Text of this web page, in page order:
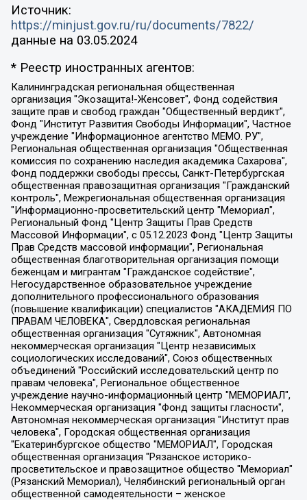
Источник:
https://minjust.gov.ru/ru/documents/7822/
данные на 03.05.2024
* Реестр иностранных агентов:
Калининградская региональная общественная организация "Экозащита!-Женсовет", Фонд содействия защите прав и свобод граждан "Общественный вердикт", Фонд "Институт Развития Свободы Информации", Частное учреждение "Информационное агентство МЕМО. РУ", Региональная общественная организация "Общественная комиссия по сохранению наследия академика Сахарова", Фонд поддержки свободы прессы, Санкт-Петербургская общественная правозащитная организация "Гражданский контроль", Межрегиональная общественная организация "Информационно-просветительский центр "Мемориал", Региональный Фонд "Центр Защиты Прав Средств Массовой Информации", с 05.12.2023 Фонд "Центр Защиты Прав Средств массовой информации", Региональная общественная благотворительная организация помощи беженцам и мигрантам "Гражданское содействие", Негосударственное образовательное учреждение дополнительного профессионального образования (повышение квалификации) специалистов "АКАДЕМИЯ ПО ПРАВАМ ЧЕЛОВЕКА", Свердловская региональная общественная организация "Сутяжник", Автономная некоммерческая организация "Центр независимых социологических исследований", Союз общественных объединений "Российский исследовательский центр по правам человека", Региональное общественное учреждение научно-информационный центр "МЕМОРИАЛ", Некоммерческая организация "Фонд защиты гласности", Автономная некоммерческая организация "Институт прав человека", Городская общественная организация "Екатеринбургское общество "МЕМОРИАЛ", Городская общественная организация "Рязанское историко-просветительское и правозащитное общество "Мемориал" (Рязанский Мемориал), Челябинский региональный орган общественной самодеятельности – женское общественное объединение "Женщины Евразии", Челябинский региональный орган общественной самодеятельности "Уральская правозащитная группа", Фонд содействия защите здоровья и социальной справедливости имени Андрея Рылькова, Автономная Некоммерческая Организация "Аналитический Центр Юрия Левады", Автономная некоммерческая организация социальной поддержки населения "Проект Апрель", Региональная общественная организация помощи женщинам и детям, находящимся в кризисной ситуации "Информационно-методический центр "Анна", Фонд содействия развитию массовых коммуникаций и правовому просвещению "Так-так-Так", Фонд содействия устойчивому развитию "Серебряная тайга", Свердловский региональный общественный фонд социальных проектов "Новое время", "Idel.Реалии", Кавказ.Реалии, Крым.Реалии, Телеканал Настоящее Время, Татаро-башкирская служба Радио Свобода (Azatliq Radiosi), Радио Свободная Европа/Радио Свобода (PCE/PC), "Сибирь.Реалии", "Фактограф", Благотворительный фонд помощи осужденным и их семьям, Автономная некоммерческая организация "Институт глобализации и социальных движений", Фонд "В защиту прав заключенных", Частное учреждение "Центр поддержки и содействия развитию средств массовой информации", Пензенский региональный общественный благотворительный фонд "Гражданский союз", "Север.Реалии", Некоммерческая организация Фонд "Правовая инициатива", Общество с ограниченной ответственностью "Радио Свободная Европа/Радио Свобода", Чешское информационное агентство "MEDIUM-ORIENT", Красноярская региональная общественная организация "Мы против СПИДа", Камалягин Денис Николаевич, Маркелов Сергей Евгеньевич, Пономарев Лев Александрович, Савицкая Людмила Алексеевна, Автономная некоммерческая организация "Центр по работе с проблемой насилия "НАСИЛИЮ.НЕТ", Межрегиональный профессиональный союз работников здравоохранения "Альянс врачей", Юридическое лицо, зарегистрированное в Латвийской Республике, SIA "Medusa Project" (регистрационный номер 40103797863, дата регистрации 10.06.2014), Некоммерческая организация "Фонд по борьбе с коррупцией", Автономная некоммерческая организация "Институт права и публичной политики", Баданин Роман Сергеевич, Гликин Максим Александрович, Железнова Мария Михайловна, Лукьянова Юлия Сергеевна, Маетная Елизавета Витальевна, Маняхин Петр Борисович, Чуракова Ольга Владимировна, Ярош Юлия Петровна, Юридическое лицо "The Insider SIA", зарегистрированное в Риге, Латвийская Республика (дата регистрации 26.06.2015), являющееся администратором доменного имени интернет-издания "The Insider SIA", https://theins.ru, Постернак Алексей Евгеньевич, Рубин Михаил Аркадьевич, Анин Роман Александрович, Юридическое лицо Istories fonds, зарегистрированное в Латвийской Республике (регистрационный номер 50008295751, дата регистрации 24.02.2020), Великовский Дмитрий Александрович, Долинина Ирина Николаевна, Мароховская Алеся Алексеевна, Шлейнов Роман Юрьевич, Шмагун Олеся Валентиновна, Общество с ограниченной ответственностью "Альтаир 2021", Общество с ограниченной ответственностью "Вега 2021", Общество с ограниченной ответственностью "Главный редактор 2021", Общество с ограниченной ответственностью "Ромашки монолит", Важенков Артем Валерьевич, Ивановская областная общественная организация "Центр гендерных исследований", Гурман Юрий Альбертович, Медиапроект "ОВД-Инфо", Егоров Владимир Владимирович, Жилинский Владимир Александрович, Общество с ограниченной ответственностью "ЗП", Иванова София Юрьевна, Карезина Инна Павловна, Кильтау Екатерина Викторовна, Петров Алексей Викторович, Пискунов Сергей Евгеньевич, Смирнов Сергей Сергеевич, Тихонов Михаил Сергеевич, Общество с ограниченной ответственностью "ЖУРНАЛИСТ-ИНОСТРАННЫЙ АГЕНТ", Арапова Галина Юрьевна, Вольтская Татьяна Анатольевна, Американская компания "Mason G.E.S. Anonymous Foundation" (США), являющаяся владельцем интернет-издания https://mnews.world/, Компания "Stichting Bellingcat", зарегистрированная в Нидерландах (дата регистрации 11.07.2018), Захаров Андрей Вячеславович, Клепиковская Екатерина Дмитриевна, Общество с ограниченной ответственностью "МЕМО", Перл Роман Александрович, Симонов Евгений Алексеевич, Соловьева Елена Анатольевна, Сотников Даниил Владимирович, Сурначева Елизавета Дмитриевна, Автономная некоммерческая организация по защите прав человека и информированию населения "Якутия – Наше Мнение", Общество с ограниченной ответственностью "Москоу диджитал медиа", с 26.01.2023 Общество с ограниченной ответственностью "Чайка Белые сады", Ветошкина Валерия Валерьевна, Заговора Максим Александрович, Межрегиональное общественное движение "Российская ЛГБТ - сеть", Оленичев Максим Владимирович, Павлов Иван Юрьевич, Скворцова Елена Сергеевна, Общество с ограниченной ответственностью "Как бы инагент", Кочетков Игорь Викторович, Общество с ограниченной ответственностью "Честные выборы", Еланчик Олег Александрович, Общество с ограниченной ответственностью "Нобелевский призыв", Гималова Регина Эмилевна, Григорьев Андрей Валерьевич, Григорьева Алина Александровна, Ассоциация по содействию защите прав призывников, альтернативнослужащих и военнослужащих "Правозащитная группа "Гражданин.Армия.Право", Хисамова Регина Фаритовна, Автономная некоммерческая организация по реализации социально-правовых программ "Лилит", Дальневосточное общественное движение "Маяк", Санкт-Петербургская ЛГБТ-инициативная группа "Выход", Инициативная группа ЛГБТ+ "Реверс", Алексеев Андрей Викторович, Бекбулатова Таисия Львовна, Беляев Иван Михайлович, Владыкина Елена Сергеевна, Гельман Марат Александрович, Никульшина Вероника Юрьевна, Толоконникова Надежда Андреевна, Шендерович Виктор Анатольевич, Общество с ограниченной ответственностью "Данное сообщение", Общество с ограниченной ответственностью Издательский дом "Новая глава", Айнбиндер Александра Александровна, Московский комьюнити-центр для ЛГБТ+инициатив, Благотворительный фонд развития филантропии, Deutsche Welle (Германия, Kurt-Schumacher-Strasse 3, 53113 Bonn), Борзунова Мария Михайловна, Воробьев Виктор Викторович, Голубева Анна Львовна, Константинова Алла Михайловна, Малкова Ирина Владимировна, Мурадов Мурад Абдулгалимович, Осетинская Елизавета Николаевна, Понасенков Евгений Николаевич, Ганапольский Матвей Юрьевич, Киселев Евгений Алексеевич, Борухович Ирина Григорьевна, Дремин Иван Тимофеевич, Дубровский Дмитрий Викторович, Красноярская региональная общественная организация поддержки и развития альтернативных образовательных технологий и межкультурных коммуникаций "ИНТЕРРА", Маяковская Екатерина Алексеевна, Фейгин Марк Захарович, Филимонов Андрей Викторович, Дзугкоева Регина Николаевна, Доброхотов Роман Александрович, Дудь Юрий Александрович, Елкин Сергей Владимирович, Кругликов Кирилл Игоревич, Сабунаева Мария Леонидовна, Семенов Алексей Владимирович, Шаинян Карен Багратович, Шульман Екатерина Михайловна, Асафьев Артур Валерьевич, Вахштайн Виктор Семенович, Венедиктов Алексей Алексеевич, Лушникова Екатерина Евгеньевна, Волков Леонид Михайлович, Невзоров Александр Глебович, Пархоменко Сергей Борисович, Сироткин Ярослав Николаевич, Кара-Мурза Владимир Владимирович, Баранова Наталья Владимировна, Гозман Леонид Яковлевич, Кагарлицкий Борис Юльевич, Климарев Михаил Валерьевич, Милов Владимир Станиславович, Автономная некоммерческая организация Краснодарский центр современного искусства "Типография", Моргенштерн Алишер Тагирович, Соболь Любовь Эдуардовна, Общество с ограниченной ответственностью "ЛИЗА НОРМ", Каспаров Гарри Кимович, Ходорковский Михаил Борисович, Общество с ограниченной ответственностью "Апрельские тезисы", Данилович Ирина Брониславовна, Кашин Олег Владимирович, Петров Николай Владимирович, Пивоваров Алексей Владимирович, Соколов Михаил Владимирович, Цветкова Юлия Владимировна, Чичваркин Евгений Александрович, Комитет против пыток/Команда против пыток, Общество с ограниченной ответственностью "Первый научный", Общество с ограниченной ответственностью "Вертолет и ко", Белоцерковская Вероника Борисовна, Кац Максим Евгеньевич, Лазарева Татьяна Юрьевна, Шаведдинов Руслан Табризович, Яшин Илья Валерьевич, Общество с ограниченной ответственностью "Иноагент ААВ", Алешковский Дмитрий Петрович, Альбац Евгения Марковна, Быков Дмитрий Львович, Галямина Юлия Евгеньевна, Лойко Сергей Леонидович, Мартынов Кирилл Константинович, Медведев Сергей Александрович, Крашенинников Федор Геннадиевич, Гордеева Катерина Вл